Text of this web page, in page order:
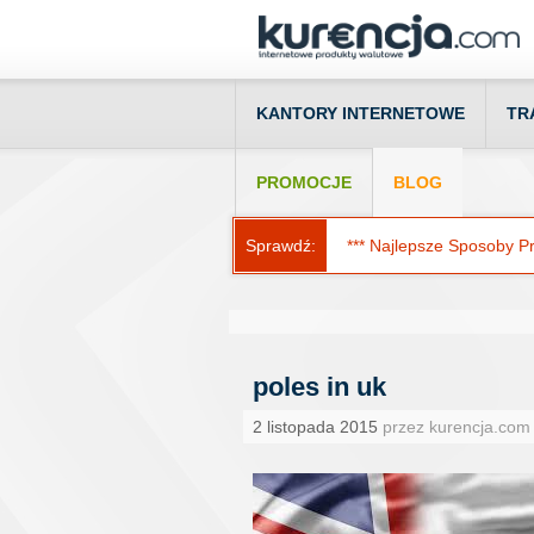
KANTORY INTERNETOWE
PROMOCJE BLOG
Sprawdź: *** Najlepsze Sposoby
poles in uk
2 listopada 2015 przez